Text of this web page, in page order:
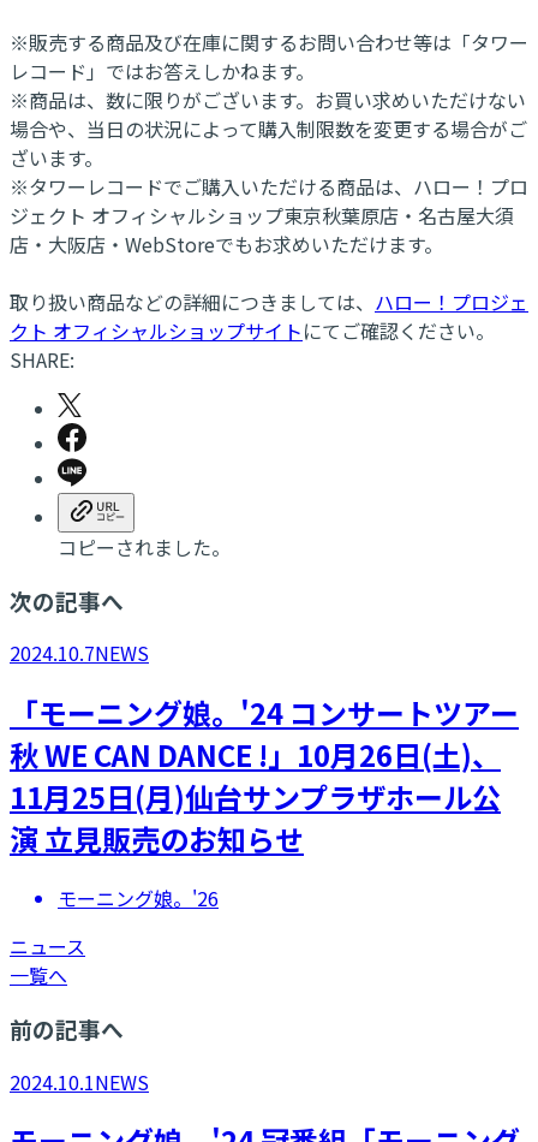
※販売する商品及び在庫に関するお問い合わせ等は「タワー
レコード」ではお答えしかねます。
※商品は、数に限りがございます。お買い求めいただけない
場合や、当日の状況によって購入制限数を変更する場合がご
ざいます。
※タワーレコードでご購入いただける商品は、ハロー！プロ
ジェクト オフィシャルショップ東京秋葉原店・名古屋大須
店・大阪店・WebStoreでもお求めいただけます。
取り扱い商品などの詳細につきましては、 ハロー！プロジェ
クト オフィシャルショップサイトにてご確認ください。
SHARE:
コピーされました。
次の記事へ
2024.10.7NEWS
「モーニング娘。'24 コンサートツアー
秋 WE CAN DANCE !」10月26日(土)、
11月25日(月)仙台サンプラザホール公
演 立見販売のお知らせ
モーニング娘。'26
ニュース
一覧へ
前の記事へ
2024.10.1NEWS